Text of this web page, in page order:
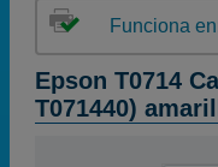
Funciona
Epson T0714
T071440)